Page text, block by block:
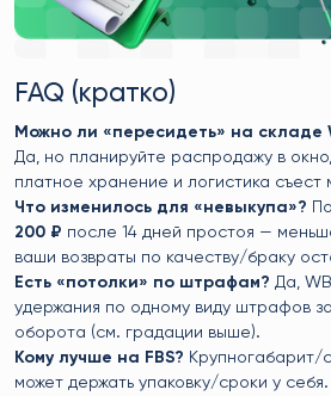
FAQ (кратко)
Можно ли «пересидеть» на складе
Да, но планируйте распродажу в
платное хранение и логистика съест
Что изменилось для «невыкупа»?
200 ₽ после 14 дней простоя —
ваши возвраты по качеству/браку
Есть «потолки» по штрафам? Да,
удержания по одному виду штрафов
оборота (см. градации выше).
Кому лучше на FBS? Крупногабарит/
может держать упаковку/сроки у себя.